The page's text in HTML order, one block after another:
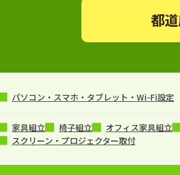
都
パソコン・スマホ・タブレット・Wi-Fi設定
家具組立 椅子組立 オフィス家具組立
スクリーン・プロジェクター取付